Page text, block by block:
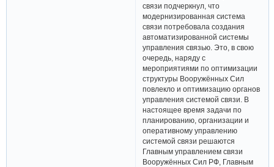
связи подчеркнул, что
модернизированная система
связи потребовала создания
автоматизированной системы
управления связью. Это, в свою
очередь, наряду с
мероприятиями по оптимизации
структуры Вооружённых Сил
повлекло и оптимизацию органов
управления системой связи. В
настоящее время задачи по
планированию, организации и
оперативному управлению
системой связи решаются
Главным управлением связи
Вооружённых Сил РФ, Главным